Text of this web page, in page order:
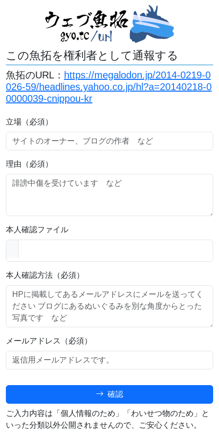
この魚拓を権利者として通報する
魚拓のURL： https://megalodon.jp/2014-0219-0
026-59/headlines.yahoo.co.jp/hl?a=20140218-0
0000039-cnippou-kr
立場（必須）
理由（必須）
本人確認ファイル
本人確認方法（必須）
メールアドレス（必須）
確認
ご入力内容は「個人情報のため」「わいせつ物のため」と
いった分類以外公開されませんので、ご安心ください。